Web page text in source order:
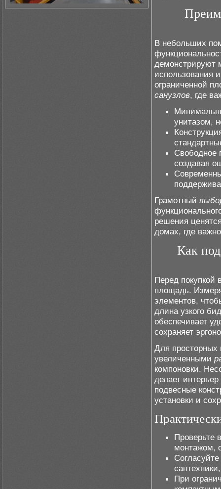
В небольших
демонстрируют
использования
ограниченной
санузлов, где
унитазом,
Свободное
создавая
Грамотный
решения
домах, где
Как
Перед покупкой
площадь.
элементов,
длина узкого
обеспечивает
сохраняет
Для
увеличенными
компоновки.
делает
подвесные
установки и
Проверьте
монтажом,
При